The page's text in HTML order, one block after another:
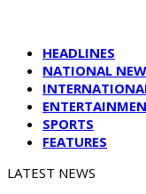
HEADLINES
NATIONAL
SPORTS
FEATURES
LATEST NEWS